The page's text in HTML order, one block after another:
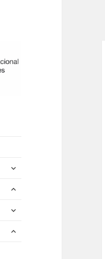
expandir
expandir
expandir
expandir